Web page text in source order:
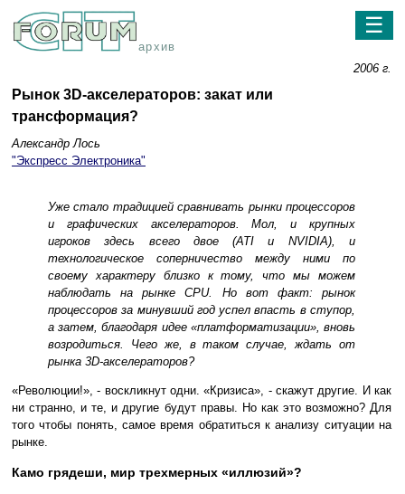
архив
☰
2006 г.
Рынок 3D-акселераторов: закат или
трансформация?
Александр Лось
"Экспресс Электроника"
Уже стало традицией сравнивать рынки процессоров
и графических акселераторов. Мол, и крупных
игроков здесь всего двое (ATI и NVIDIA), и
технологическое соперничество между ними по
своему характеру близко к тому, что мы можем
наблюдать на рынке CPU. Но вот факт: рынок
процессоров за минувший год успел впасть в ступор,
а затем, благодаря идее «платформатизации», вновь
возродиться. Чего же, в таком случае, ждать от
рынка 3D-акселераторов?
«Революции!», - воскликнут одни. «Кризиса», - скажут другие. И как
ни странно, и те, и другие будут правы. Но как это возможно? Для
того чтобы понять, самое время обратиться к анализу ситуации на
рынке.
Камо грядеши, мир трехмерных «иллюзий»?